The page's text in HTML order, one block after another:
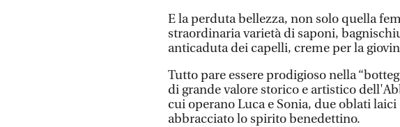
E la perduta bellezza, non solo quella
straordinaria varietà di saponi,
anticaduta dei capelli, creme per la
Tutto pare essere prodigioso nella
di grande valore storico e artistico
cui operano Luca e Sonia, due oblati
abbracciato lo spirito benedettino.